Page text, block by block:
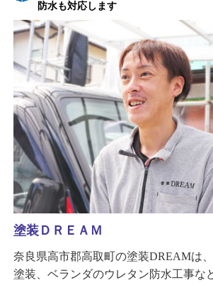
防水も対応します
塗装ＤＲＥＡＭ
奈良県高市郡高取町の塗装DREAMは
塗装、ベランダのウレタン防水工事な